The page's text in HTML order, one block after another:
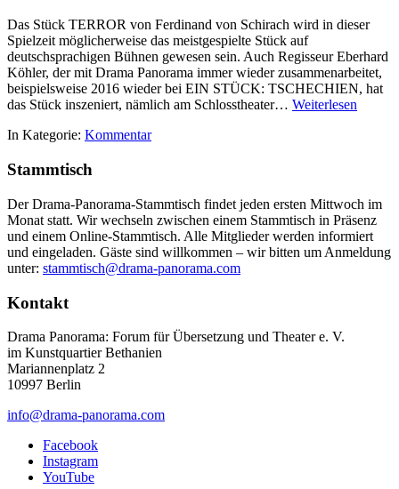
Das Stück TERROR von Ferdinand von Schirach wird in dieser
Spielzeit möglicherweise das meistgespielte Stück auf
deutschsprachigen Bühnen gewesen sein. Auch Regisseur Eberhard
Köhler, der mit Drama Panorama immer wieder zusammenarbeitet,
beispielsweise 2016 wieder bei EIN STÜCK: TSCHECHIEN, hat
das Stück inszeniert, nämlich am Schlosstheater… Weiterlesen
In Kategorie: Kommentar
Stammtisch
Der Drama-Panorama-Stammtisch findet jeden ersten Mittwoch im
Monat statt. Wir wechseln zwischen einem Stammtisch in Präsenz
und einem Online-Stammtisch. Alle Mitglieder werden informiert
und eingeladen. Gäste sind willkommen – wir bitten um Anmeldung
unter: stammtisch@drama-panorama.com
Kontakt
Drama Panorama: Forum für Übersetzung und Theater e. V.
im Kunstquartier Bethanien
Mariannenplatz 2
10997 Berlin
info@drama-panorama.com
Facebook
Instagram
YouTube